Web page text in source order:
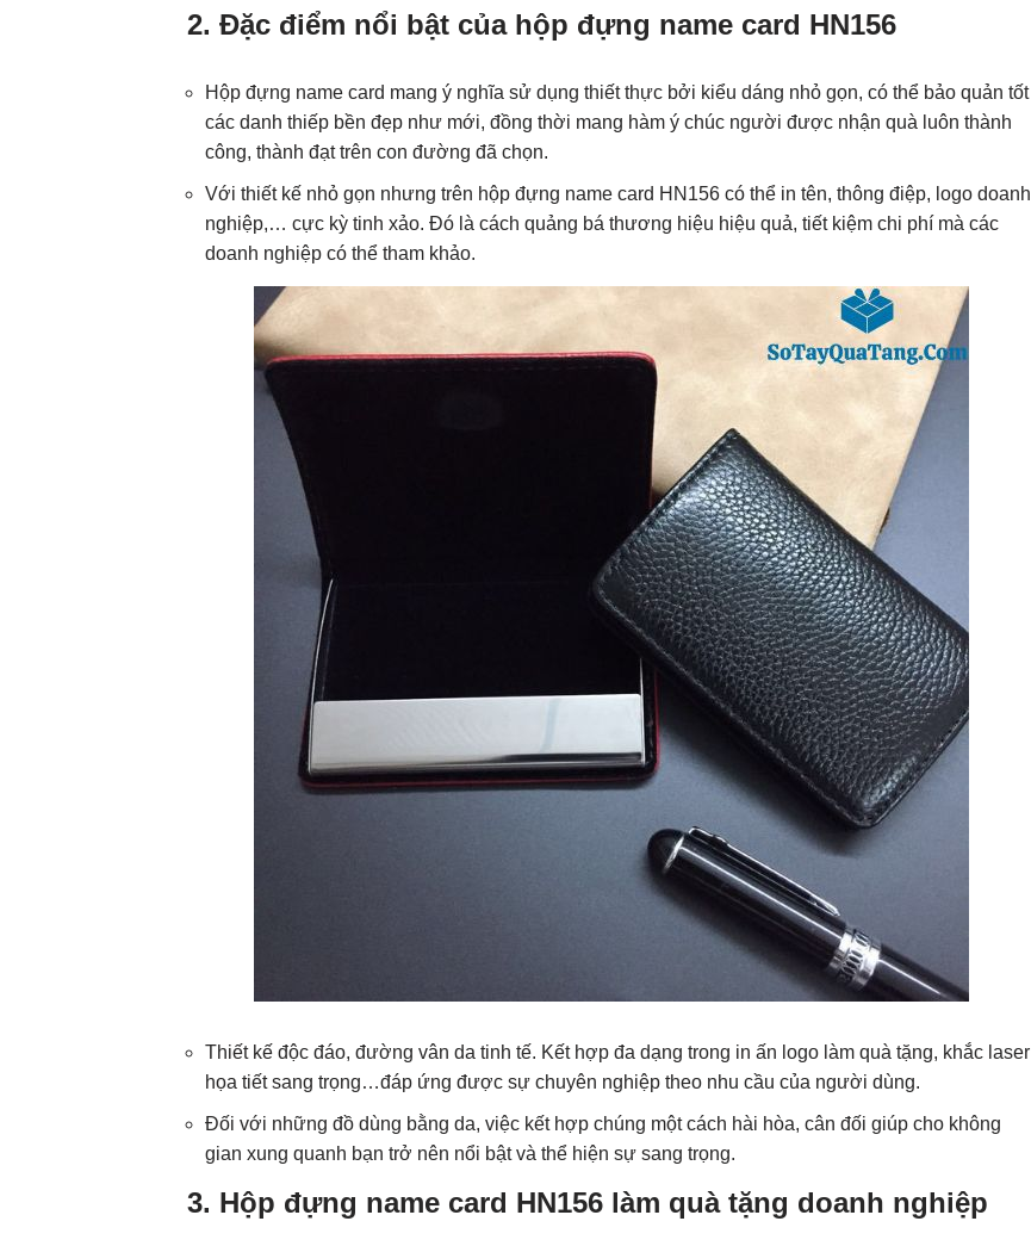
2. Đặc điểm nổi bật của hộp đựng name card HN156
Hộp đựng name card mang ý nghĩa sử dụng thiết thực bởi kiểu dáng nhỏ gọn, có thể bảo quản tốt
các danh thiếp bền đẹp như mới, đồng thời mang hàm ý chúc người được nhận quà luôn thành
công, thành đạt trên con đường đã chọn.
Với thiết kế nhỏ gọn nhưng trên hộp đựng name card HN156 có thể in tên, thông điệp, logo doanh
nghiệp,… cực kỳ tinh xảo. Đó là cách quảng bá thương hiệu hiệu quả, tiết kiệm chi phí mà các
doanh nghiệp có thể tham khảo.
Thiết kế độc đáo, đường vân da tinh tế. Kết hợp đa dạng trong in ấn logo làm quà tặng, khắc laser
họa tiết sang trọng…đáp ứng được sự chuyên nghiệp theo nhu cầu của người dùng.
Đối với những đồ dùng bằng da, việc kết hợp chúng một cách hài hòa, cân đối giúp cho không
gian xung quanh bạn trở nên nổi bật và thể hiện sự sang trọng.
3. Hộp đựng name card HN156 làm quà tặng doanh nghiệp